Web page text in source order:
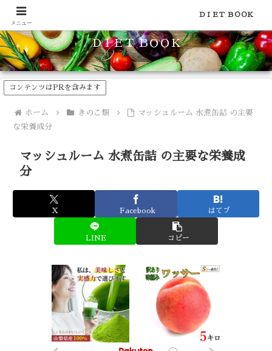
食品のカロリーや糖質などの栄養素がわかる！健康やダイエットに
ＤＩＥＴ ＢＯＯＫ
コンテンツはPRを含みます
ホーム きのこ類
マッシュルーム 水煮缶詰 の主要
な栄養成分
マッシュルーム 水煮缶詰 の主要な栄養成
分
X Facebook はてブ
LINE コピー
メニュー
ＤＩＥＴ ＢＯＯＫ